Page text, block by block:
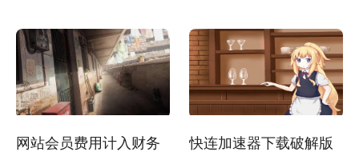
网站会员费用计入财务
快连加速器下载破解版